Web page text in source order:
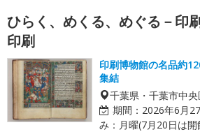
ひらく、めくる、めぐる－印
印刷
印刷博物館の名品約
集結
千葉県・千葉市中央
期間： 2026年6月
み：月曜(7月20日は